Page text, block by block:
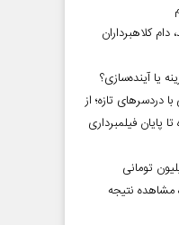
کلاهبرداران
یا آینده‌سازی؟
تازه؛ از
پایان فیلمبرداری
وام ضروری ۷۵ میلیون تومانی
مشاهده نتیجه